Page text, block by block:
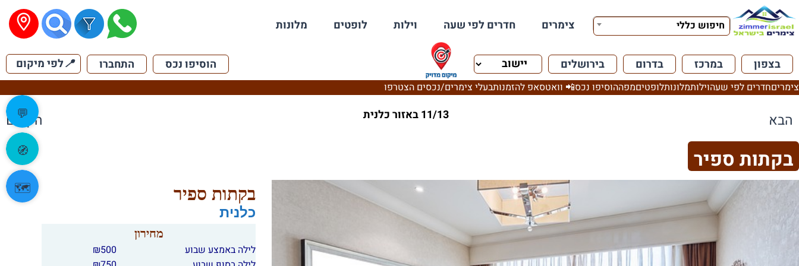
חיפוש כללי צימרים חדרים לפי שעה וילות לופטים מלונות
בצפון במרכז בדרום בירושלים הוסיפו נכס התחברו 📍לפי מיקום
צימריםחדרים לפי שעהוילותמלונותלופטיםמפההוסיפו נכס📲 וואטסאפ להזמנותבעלי צימרים/נכסים הצטרפו
הבא 11/13 באזור כלנית הקודם
בקתות ספיר
בקתות ספיר
כלנית
מחירון
לילה באמצע שבוע 500
₪
💬
🧭
🗺️